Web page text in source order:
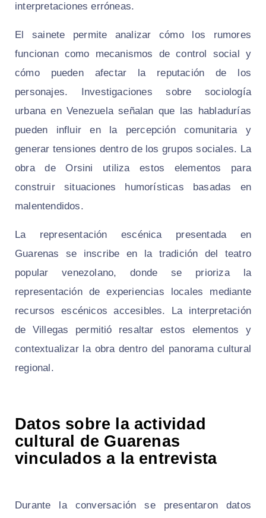
interpretaciones erróneas.
El sainete permite analizar cómo los rumores
funcionan como mecanismos de control social y
cómo pueden afectar la reputación de los
personajes. Investigaciones sobre sociología
urbana en Venezuela señalan que las habladurías
pueden influir en la percepción comunitaria y
generar tensiones dentro de los grupos sociales. La
obra de Orsini utiliza estos elementos para
construir situaciones humorísticas basadas en
malentendidos.
La representación escénica presentada en
Guarenas se inscribe en la tradición del teatro
popular venezolano, donde se prioriza la
representación de experiencias locales mediante
recursos escénicos accesibles. La interpretación
de Villegas permitió resaltar estos elementos y
contextualizar la obra dentro del panorama cultural
regional.
Datos sobre la actividad
cultural de Guarenas
vinculados a la entrevista
Durante la conversación se presentaron datos